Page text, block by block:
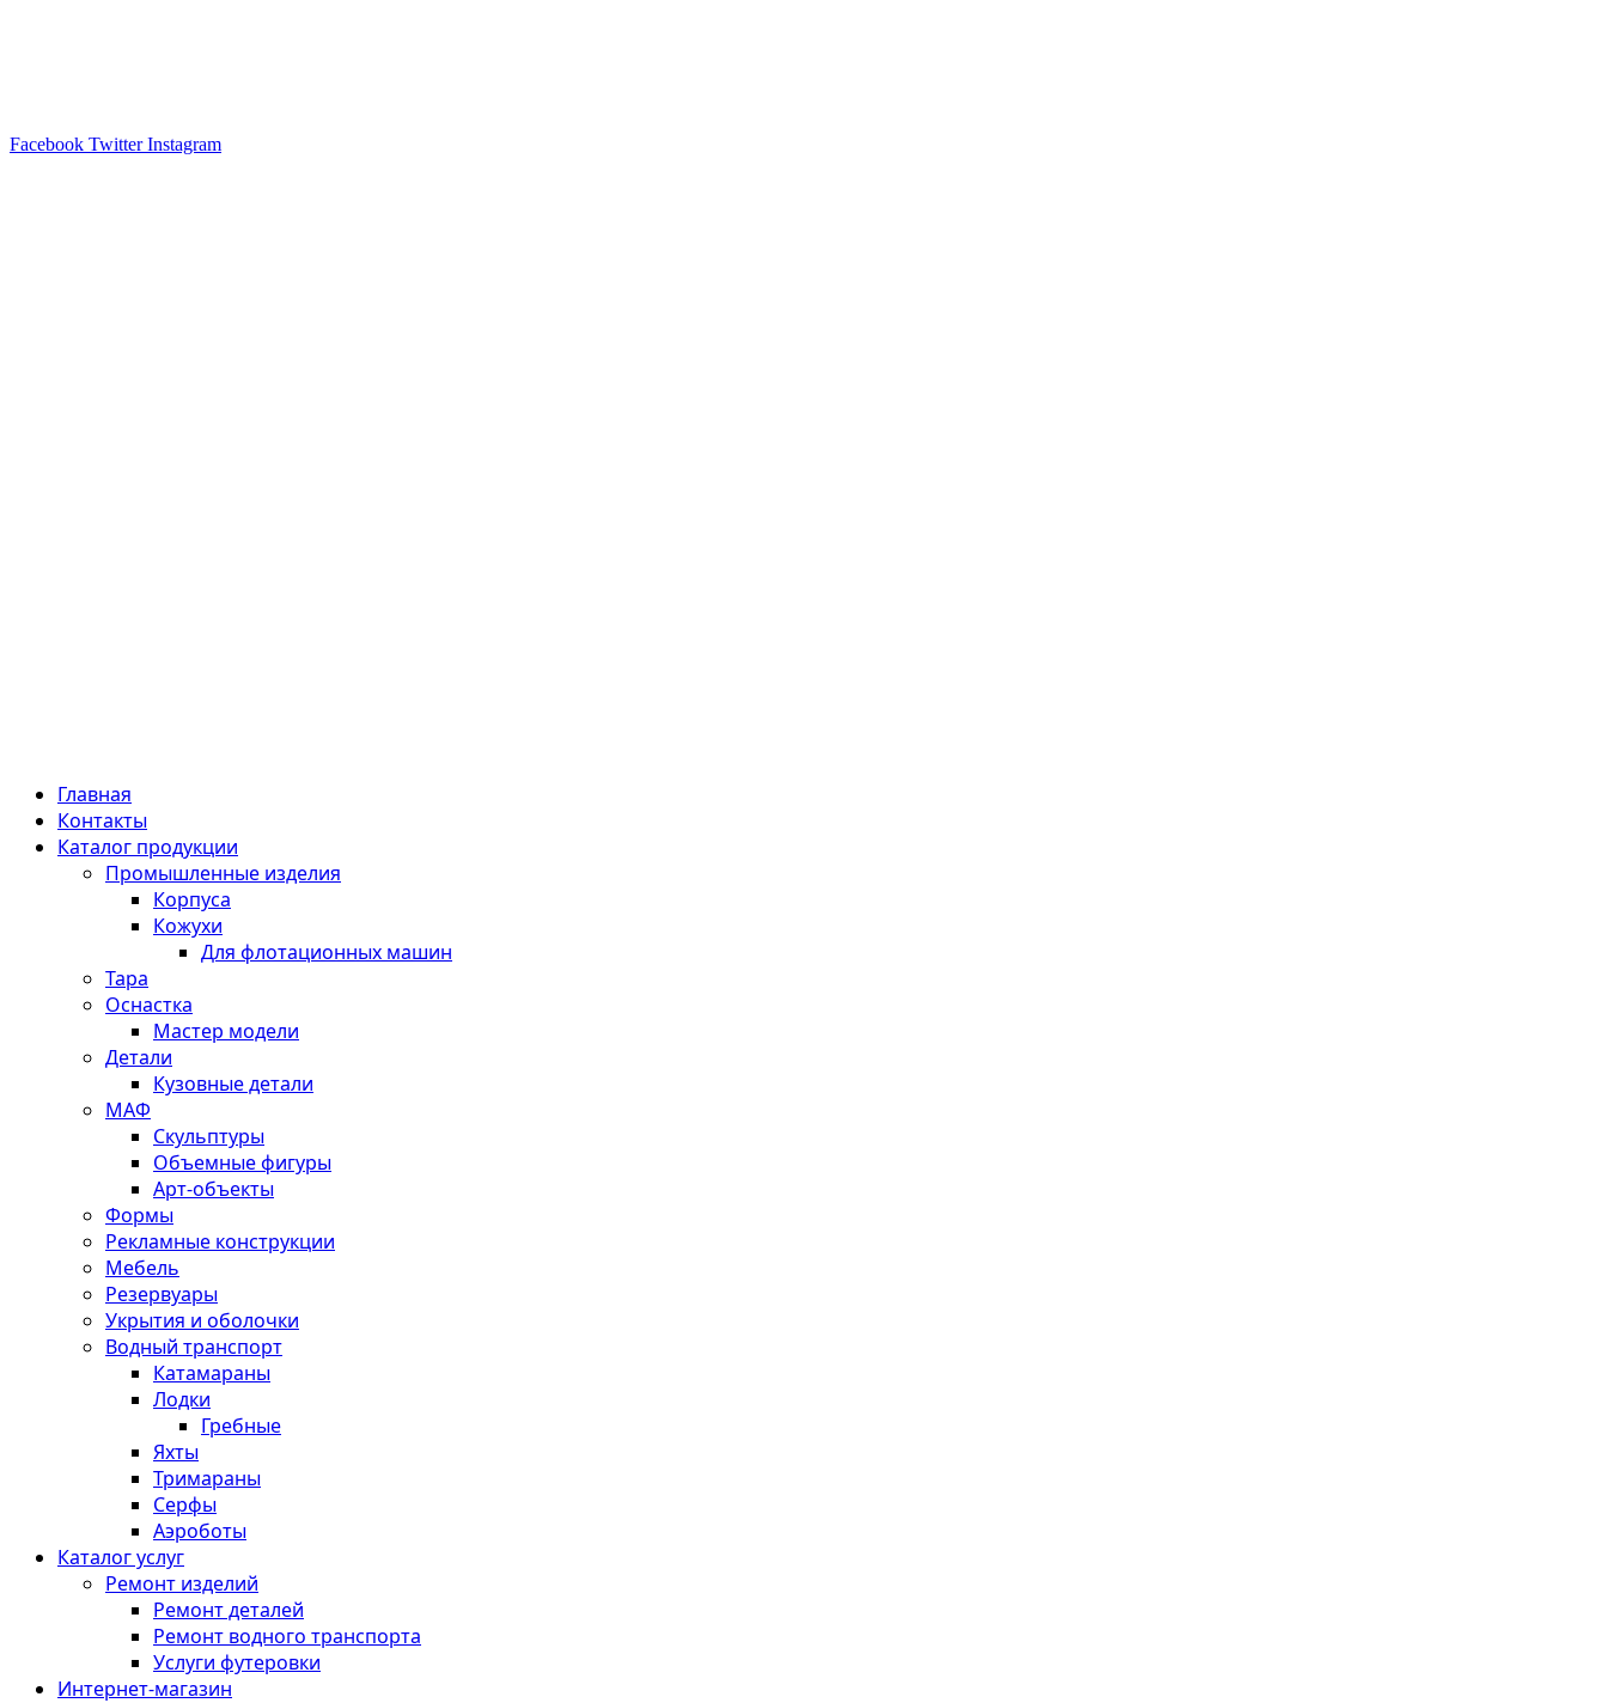
Facebook Twitter Instagram
Главная
Контакты
Каталог продукции
Промышленные изделия
Корпуса
Кожухи
Для флотационных машин
Тара
Оснастка
Мастер модели
Детали
Кузовные детали
МАФ
Скульптуры
Объемные фигуры
Арт-объекты
Формы
Рекламные конструкции
Мебель
Резервуары
Укрытия и оболочки
Водный транспорт
Катамараны
Лодки
Гребные
Яхты
Тримараны
Серфы
Аэроботы
Каталог услуг
Ремонт изделий
Ремонт деталей
Ремонт водного транспорта
Услуги футеровки
Интернет-магазин